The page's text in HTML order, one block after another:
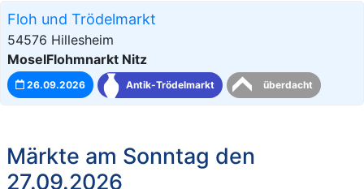
Floh und Trödelmarkt
54576 Hillesheim
MoselFlohmnarkt Nitz
26.09.2026 Antik-Trödelmarkt überdacht
Märkte am Sonntag den
27.09.2026